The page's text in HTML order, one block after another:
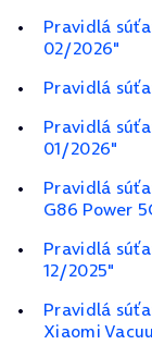
Pravidlá
02/2026"
Pravidlá
Pravidlá
01/2026"
Pravidlá
G86 Power
Pravidlá
12/2025"
Pravidlá
Xiaomi